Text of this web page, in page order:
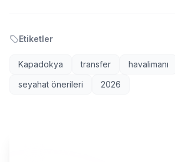
Etiketler
Kapadokya transfer
havalimanı
seyahat önerileri
2026